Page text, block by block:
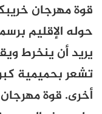
قوة مهرجان
حوله الإقليم
يريد أن ينخرط
تشعر بحميمية
أخرى. قوة